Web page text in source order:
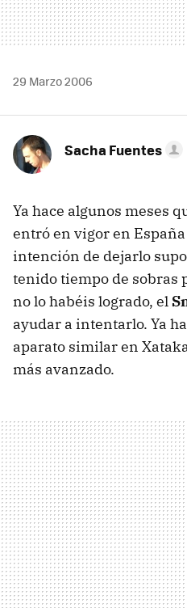
29 Marzo 2006
Sacha Fuentes
Ya hace algunos meses
entró en vigor en
intención de dejarlo
tenido tiempo de sobras
no lo habéis logrado, el
ayudar a intentarlo. Ya
aparato similar en
más avanzado.